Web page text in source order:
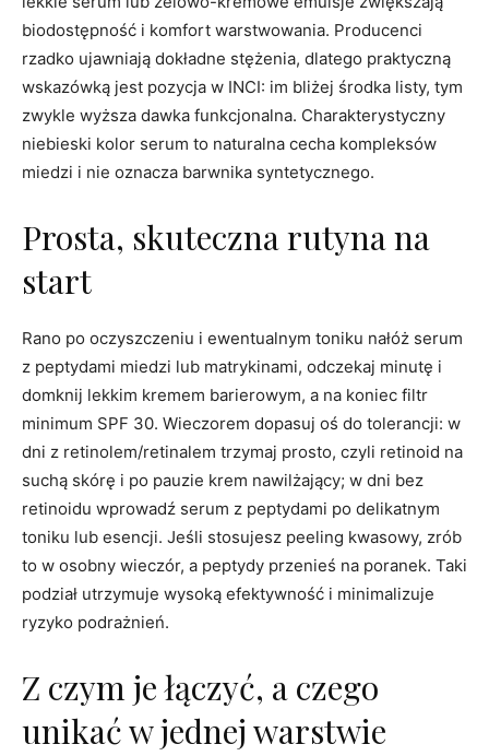
biodostępność i komfort warstwowania. Producenci
rzadko ujawniają dokładne stężenia, dlatego praktyczną
wskazówką jest pozycja w INCI: im bliżej środka listy, tym
zwykle wyższa dawka funkcjonalna. Charakterystyczny
niebieski kolor serum to naturalna cecha kompleksów
miedzi i nie oznacza barwnika syntetycznego.
Prosta, skuteczna rutyna na
start
Rano po oczyszczeniu i ewentualnym toniku nałóż serum
z peptydami miedzi lub matrykinami, odczekaj minutę i
domknij lekkim kremem barierowym, a na koniec filtr
minimum SPF 30. Wieczorem dopasuj oś do tolerancji: w
dni z retinolem/retinalem trzymaj prosto, czyli retinoid na
suchą skórę i po pauzie krem nawilżający; w dni bez
retinoidu wprowadź serum z peptydami po delikatnym
toniku lub esencji. Jeśli stosujesz peeling kwasowy, zrób
to w osobny wieczór, a peptydy przenieś na poranek. Taki
podział utrzymuje wysoką efektywność i minimalizuje
ryzyko podrażnień.
Z czym je łączyć, a czego
unikać w jednej warstwie